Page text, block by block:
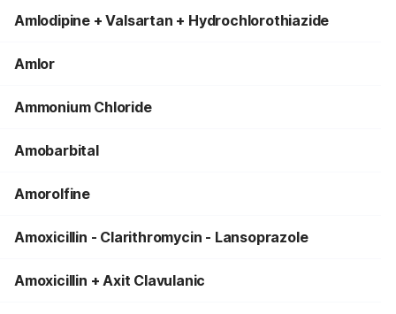
Amlodipine + Valsartan + Hydrochlorothiazide
Amlor
Ammonium Chloride
Amobarbital
Amorolfine
Amoxicillin - Clarithromycin - Lansoprazole
Amoxicillin + Axit Clavulanic